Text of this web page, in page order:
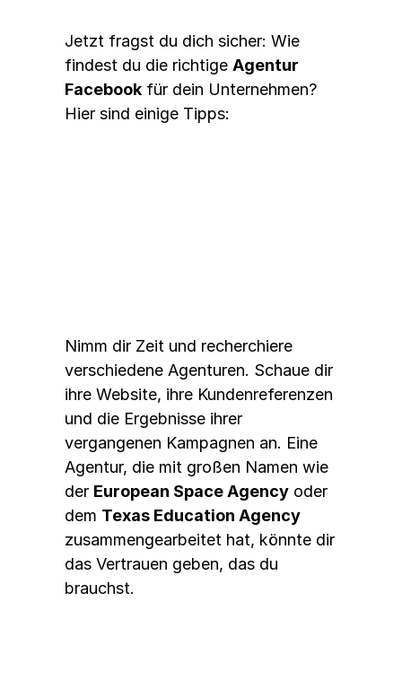
Jetzt fragst du dich sicher: Wie
findest du die richtige Agentur
Facebook für dein Unternehmen?
Hier sind einige Tipps:
Nimm dir Zeit und recherchiere
verschiedene Agenturen. Schaue dir
ihre Website, ihre Kundenreferenzen
und die Ergebnisse ihrer
vergangenen Kampagnen an. Eine
Agentur, die mit großen Namen wie
der European Space Agency oder
dem Texas Education Agency
zusammengearbeitet hat, könnte dir
das Vertrauen geben, das du
brauchst.